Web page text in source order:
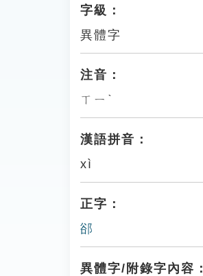
字級：
異體字
注音：
ㄒㄧˋ
漢語拼音：
xì
正字：
郤
異體字/附錄字內容：